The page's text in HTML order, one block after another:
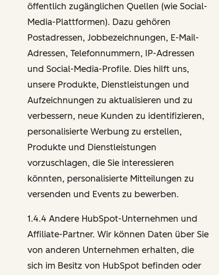
öffentlich zugänglichen Quellen (wie Social-
Media-Plattformen). Dazu gehören
Postadressen, Jobbezeichnungen, E-Mail-
Adressen, Telefonnummern, IP-Adressen
und Social-Media-Profile. Dies hilft uns,
unsere Produkte, Dienstleistungen und
Aufzeichnungen zu aktualisieren und zu
verbessern, neue Kunden zu identifizieren,
personalisierte Werbung zu erstellen,
Produkte und Dienstleistungen
vorzuschlagen, die Sie interessieren
könnten, personalisierte Mitteilungen zu
versenden und Events zu bewerben.
1.4.4 Andere HubSpot-Unternehmen und
Affiliate-Partner. Wir können Daten über Sie
von anderen Unternehmen erhalten, die
sich im Besitz von HubSpot befinden oder